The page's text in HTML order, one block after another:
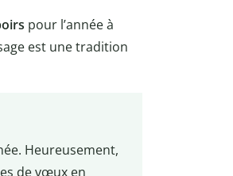
pour l’année à
est une tradition
Heureusement,
de vœux en